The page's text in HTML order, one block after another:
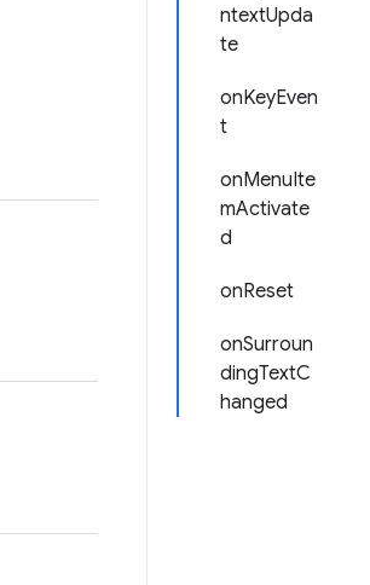
ntextUpda
te
onKeyEven
t
onMenuIte
mActivate
d
onReset
onSurroun
dingTextC
hanged